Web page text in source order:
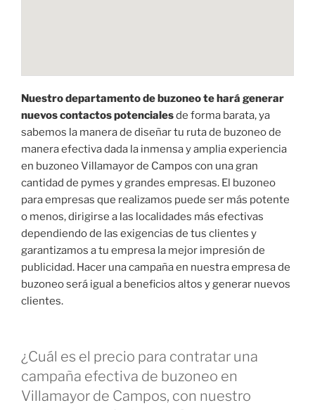
Nuestro departamento de buzoneo te hará generar
nuevos contactos potencialesde forma barata, ya
sabemos la manera de diseñar tu ruta de buzoneo de
manera efectiva dada la inmensa y amplia experiencia
en buzoneo Villamayor de Campos con una gran
cantidad de pymes y grandes empresas. El buzoneo
para empresas que realizamos puede ser más potente
o menos, dirigirse a las localidades más efectivas
dependiendo de las exigencias de tus clientes y
garantizamos a tu empresa la mejor impresión de
publicidad. Hacer una campaña en nuestra empresa de
buzoneo será igual a beneficios altos y generar nuevos
clientes.
¿Cuál es el precio para contratar una
campaña efectiva de buzoneo en
Villamayor de Campos, con nuestro